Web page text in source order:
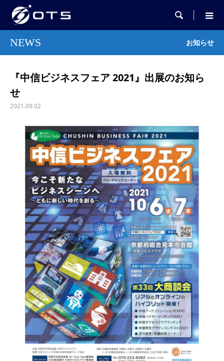

NEWS お知らせ
『中信ビジネスフェア 2021』出展のお知ら
せ
2021.09.02